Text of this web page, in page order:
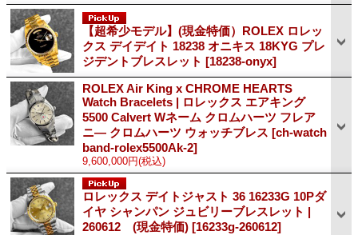
【超希少モデル】(現金特価）ROLEX ロレッ
クス デイデイト 18238 オニキス 18KYG プレ
ジデントブレスレット [18238-onyx]
ROLEX Air King x CHROME HEARTS
Watch Bracelets | ロレックス エアキング
5500 Calvert Wネーム クロムハーツ フレア
ニ― クロムハーツ ウォッチブレス [ch-watch
band-rolex5500Ak-2]
9,600,000円(税込)
ロレックス デイトジャスト 36 16233G 10Pダ
イヤ シャンパン ジュビリーブレスレット |
260612 (現金特価) [16233g-260612]